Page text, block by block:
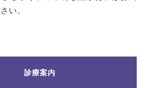
い。
診療案内